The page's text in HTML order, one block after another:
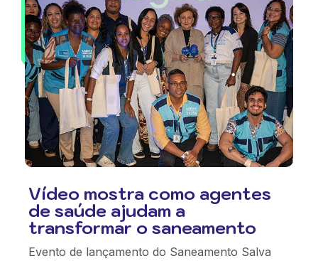
Vídeo mostra como agentes
de saúde ajudam a
transformar o saneamento
Evento de lançamento do Saneamento Salva